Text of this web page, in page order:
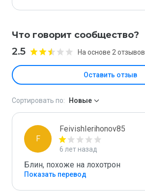
Что говорит сообщество?
2.5 На основе 2 отзывов
Оставить отзыв
Сортировать по: Новые
F
FeivishIerihonov85
6 лет назад
Блин, похоже на лохотрон
Показать перевод